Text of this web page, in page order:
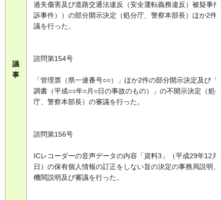
議
事
過失傷害及び道路交通法違反（安全運転義務違反）被疑事
訴事件））の部分開示決定（処分庁、警察本部長）ほか2件
議を行った。
諮問第154号
「管理票（県一連番号○○）」ほか2件の部分開示決定及び「
調書（平成○○年○月○日の事故のもの）」の不開示決定（処
庁、警察本部長）の審議を行った。
諮問第156号
ICレコーダーの音声データの内容「資料3」（平成29年12月
日）の保有個人情報の訂正をしない旨の決定の事務局説明
機関説明及び審議を行った。